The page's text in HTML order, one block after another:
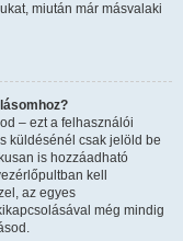
miután már másvalaki
– ezt a felhasználói
küldésénél csak jelöld be
is hozzáadható
kell
az egyes
még mindig